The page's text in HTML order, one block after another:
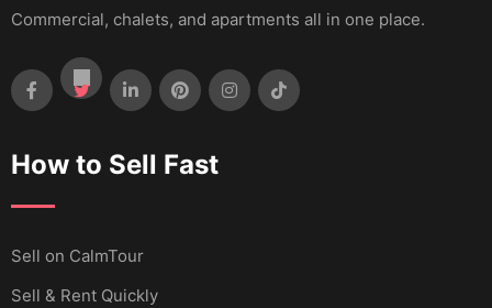
Commercial, chalets, and apartments all in one place.
How to Sell Fast
Sell ​​on CalmTour
Sell & Rent Quickly